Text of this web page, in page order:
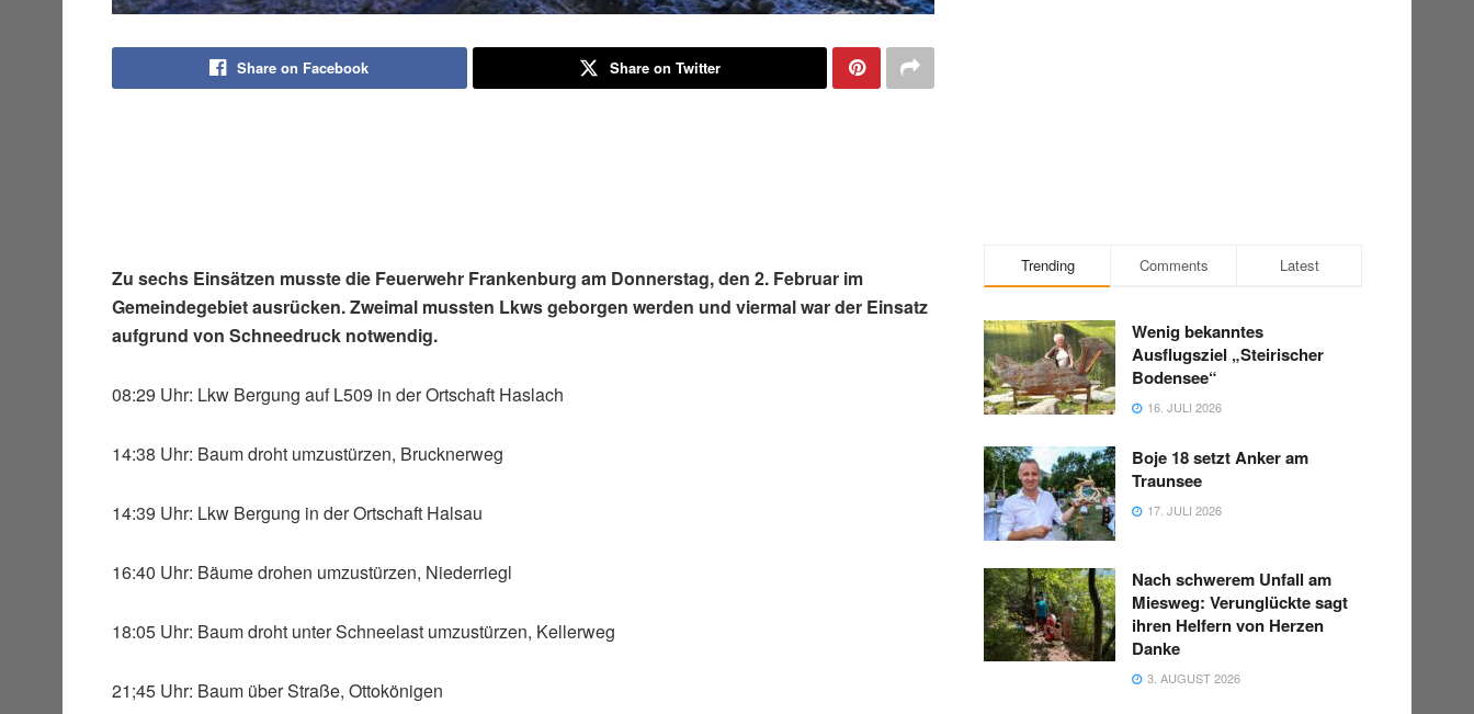
Share on Facebook Share on Twitter
Zu sechs Einsätzen musste die Feuerwehr Frankenburg am Donnerstag, den 2. Februar im
Gemeindegebiet ausrücken. Zweimal mussten Lkws geborgen werden und viermal war der Einsatz
aufgrund von Schneedruck notwendig.
08:29 Uhr: Lkw Bergung auf L509 in der Ortschaft Haslach
14:38 Uhr: Baum droht umzustürzen, Brucknerweg
14:39 Uhr: Lkw Bergung in der Ortschaft Halsau
16:40 Uhr: Bäume drohen umzustürzen, Niederriegl
18:05 Uhr: Baum droht unter Schneelast umzustürzen, Kellerweg
21;45 Uhr: Baum über Straße, Ottokönigen
Trending Comments Latest
Wenig bekanntes
Ausflugsziel „Steirischer
Bodensee“
16. JULI 2026
Boje 18 setzt Anker am
Traunsee
17. JULI 2026
Nach schwerem Unfall am
Miesweg: Verunglückte sagt
ihren Helfern von Herzen
Danke
3. AUGUST 2026